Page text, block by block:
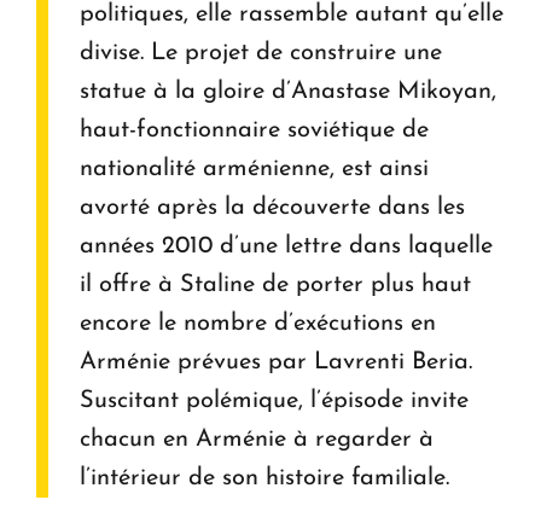
politiques, elle rassemble autant qu’elle
divise. Le projet de construire une
statue à la gloire d’Anastase Mikoyan,
haut-fonctionnaire soviétique de
nationalité arménienne, est ainsi
avorté après la découverte dans les
années 2010 d’une lettre dans laquelle
il offre à Staline de porter plus haut
encore le nombre d’exécutions en
Arménie prévues par Lavrenti Beria.
Suscitant polémique, l’épisode invite
chacun en Arménie à regarder à
l’intérieur de son histoire familiale.